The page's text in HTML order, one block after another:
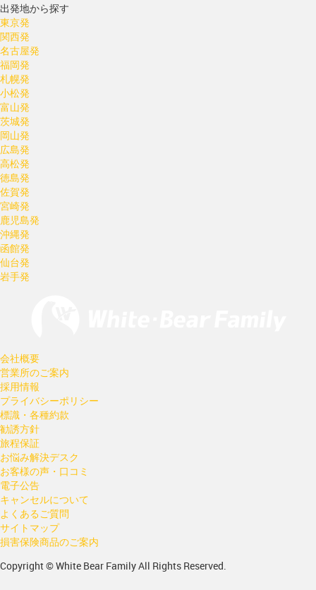
出発地から探す
東京発
関西発
名古屋発
福岡発
札幌発
小松発
富山発
茨城発
岡山発
広島発
高松発
徳島発
佐賀発
宮崎発
鹿児島発
沖縄発
函館発
仙台発
岩手発
会社概要
営業所のご案内
採用情報
プライバシーポリシー
標識・各種約款
勧誘方針
旅程保証
お悩み解決デスク
お客様の声・口コミ
電子公告
キャンセルについて
よくあるご質問
サイトマップ
損害保険商品のご案内
Copyright © White Bear Family All Rights Reserved.